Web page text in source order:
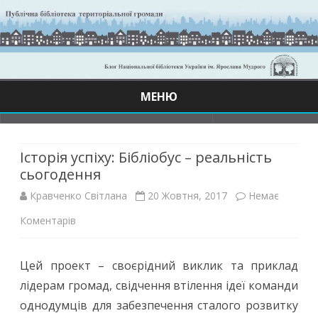
МЕНЮ
Історія успіху: Бібліобус – реальність
сьогодення
Кравченко Світлана 20 Жовтня, 2017
Немає
Коментарів
успіху:
Бібліобус
Цей проект – своєрідний виклик та приклад
лідерам громад, свідчення втілення ідеї команди
однодумців для забезпечення сталого розвитку